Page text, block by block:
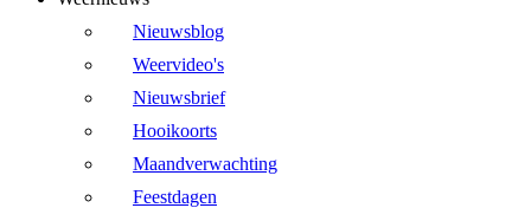
Nieuwsblog
Weervideo's
Nieuwsbrief
Hooikoorts
Maandverwachting
Feestdagen